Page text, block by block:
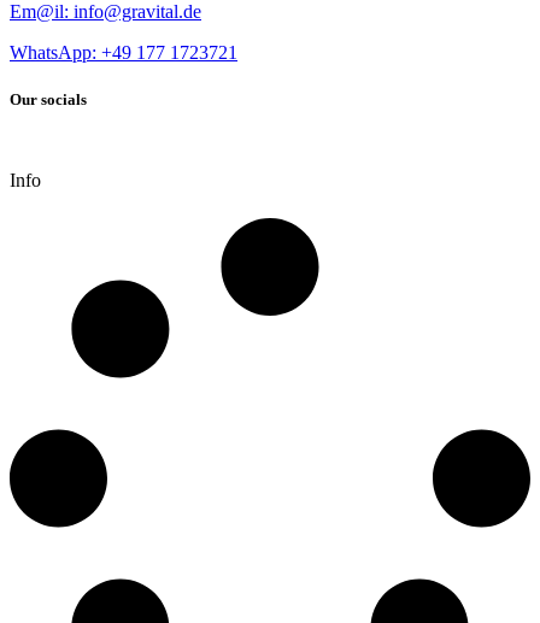
Em@il: info@gravital.de
WhatsApp: +49 177 1723721
Our socials
Info